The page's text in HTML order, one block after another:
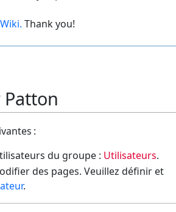
Thank you!
:
du groupe : Utilisateurs.
des pages. Veuillez définir et
.